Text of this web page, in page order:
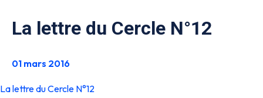
La lettre du Cercle N°12
01 mars 2016
La lettre du Cercle N°12